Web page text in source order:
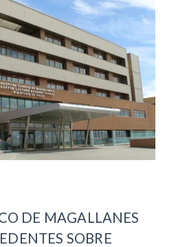
DE MAGALLANES
SOBRE